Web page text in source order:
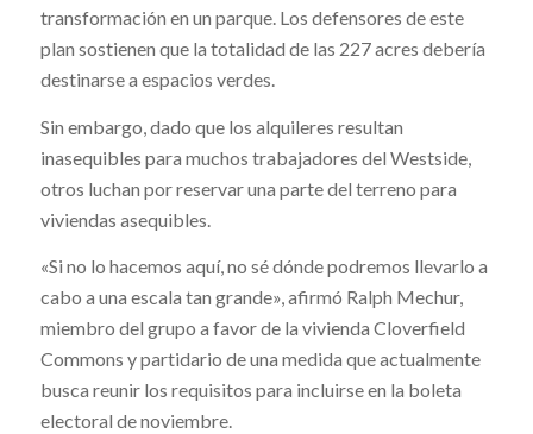
transformación en un parque. Los defensores de este
plan sostienen que la totalidad de las 227 acres debería
destinarse a espacios verdes.
Sin embargo, dado que los alquileres resultan
inasequibles para muchos trabajadores del Westside,
otros luchan por reservar una parte del terreno para
viviendas asequibles.
«Si no lo hacemos aquí, no sé dónde podremos llevarlo a
cabo a una escala tan grande», afirmó Ralph Mechur,
miembro del grupo a favor de la vivienda Cloverfield
Commons y partidario de una medida que actualmente
busca reunir los requisitos para incluirse en la boleta
electoral de noviembre.